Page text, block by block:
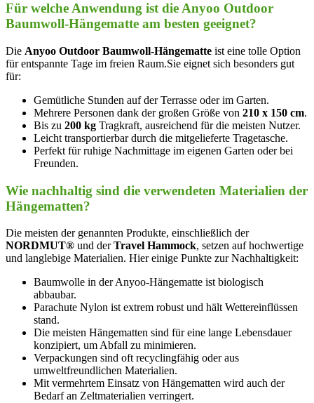
Für welche Anwendung ‍ist die Anyoo Outdoor
Baumwoll-Hängematte am besten geeignet?
Die Anyoo Outdoor Baumwoll-Hängematte ist eine tolle Option‍
für entspannte Tage im freien Raum.Sie eignet sich besonders gut
für:
Gemütliche Stunden auf der Terrasse oder im Garten.
Mehrere Personen dank der großen Größe von 210 ​x 150 cm.
Bis zu 200‍ kg Tragkraft,‌ ausreichend für die meisten Nutzer.
Leicht⁣ transportierbar durch die mitgelieferte Tragetasche.
Perfekt für ruhige Nachmittage im eigenen Garten oder bei
Freunden.
Wie nachhaltig sind die ⁤verwendeten Materialien der
Hängematten?
Die meisten der genannten Produkte, einschließlich der ‌
NORDMUT® und⁤ derTravel Hammock, setzen​ auf hochwertige
und langlebige Materialien. Hier⁣ einige ⁣Punkte zur Nachhaltigkeit:
Baumwolle in der Anyoo-Hängematte ist biologisch
abbaubar.
Parachute Nylon ist extrem robust und hält Wettereinflüssen
stand.
Die meisten Hängematten sind für⁣ eine lange ​Lebensdauer
konzipiert, um Abfall ⁤zu minimieren.
Verpackungen sind oft recyclingfähig oder aus
⁤umweltfreundlichen ‍Materialien.
Mit​ vermehrtem Einsatz ​von Hängematten wird auch der
Bedarf an Zeltmaterialien verringert.